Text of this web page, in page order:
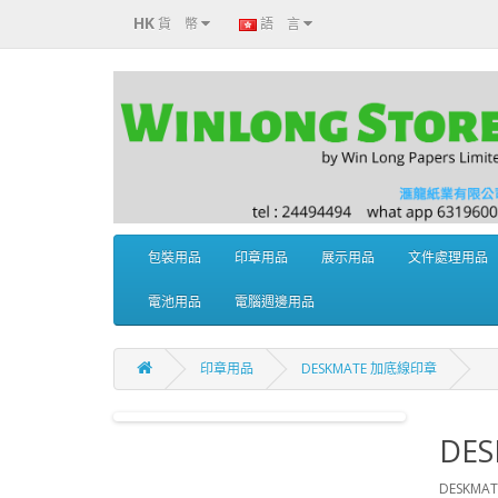
HK貨 幣 語 言
包裝用品 印章用品 展示用品 文件處理用品
電池用品 電腦週邊用品
印章用品 DESKMATE 加底線印章